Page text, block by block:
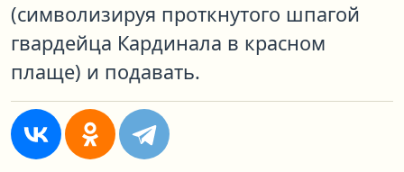
(символизируя проткнутого шпагой
гвардейца Кардинала в красном
плаще) и подавать.